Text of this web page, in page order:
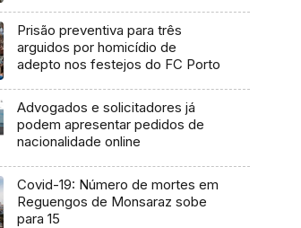
Prisão preventiva para três
arguidos por homicídio de
adepto nos festejos do FC Porto
Advogados e solicitadores já
podem apresentar pedidos de
nacionalidade online
Covid-19: Número de mortes em
Reguengos de Monsaraz sobe
para 15